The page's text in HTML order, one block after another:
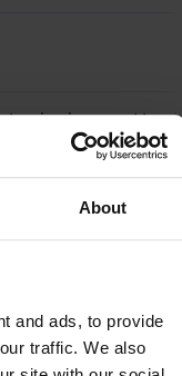
About
and ads, to provide
traffic. We also
tension inverse et
dans la limite de
admissible
| 210.908241K